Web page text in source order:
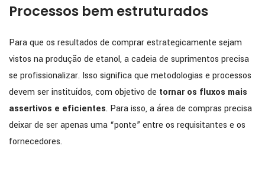
Processos bem estruturados
Para que os resultados de comprar estrategicamente sejam
vistos na produção de etanol, a cadeia de suprimentos precisa
se profissionalizar. Isso significa que metodologias e processos
devem ser instituídos, com objetivo de tornar os fluxos mais
assertivos e eficientes. Para isso, a área de compras precisa
deixar de ser apenas uma “ponte” entre os requisitantes e os
fornecedores.